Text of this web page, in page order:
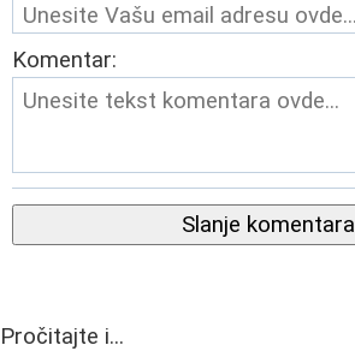
Komentar:
Slanje komentara
Pročitajte i...